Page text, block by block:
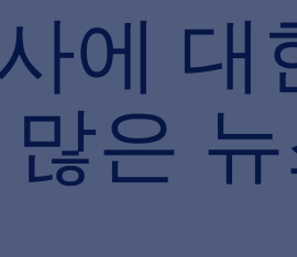
에 대
은